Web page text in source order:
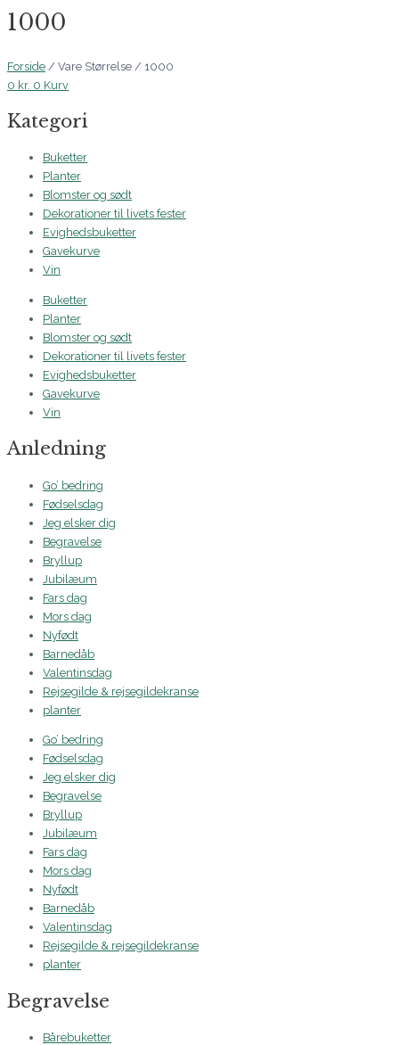
1000
Forside / Vare Størrelse / 1000
0 kr. 0 Kurv
Kategori
Buketter
Planter
Blomster og sødt
Dekorationer til livets fester
Evighedsbuketter
Gavekurve
Vin
Buketter
Planter
Blomster og sødt
Dekorationer til livets fester
Evighedsbuketter
Gavekurve
Vin
Anledning
Go’ bedring
Fødselsdag
Jeg elsker dig
Begravelse
Bryllup
Jubilæum
Fars dag
Mors dag
Nyfødt
Barnedåb
Valentinsdag
Rejsegilde & rejsegildekranse
planter
Go’ bedring
Fødselsdag
Jeg elsker dig
Begravelse
Bryllup
Jubilæum
Fars dag
Mors dag
Nyfødt
Barnedåb
Valentinsdag
Rejsegilde & rejsegildekranse
planter
Begravelse
Bårebuketter